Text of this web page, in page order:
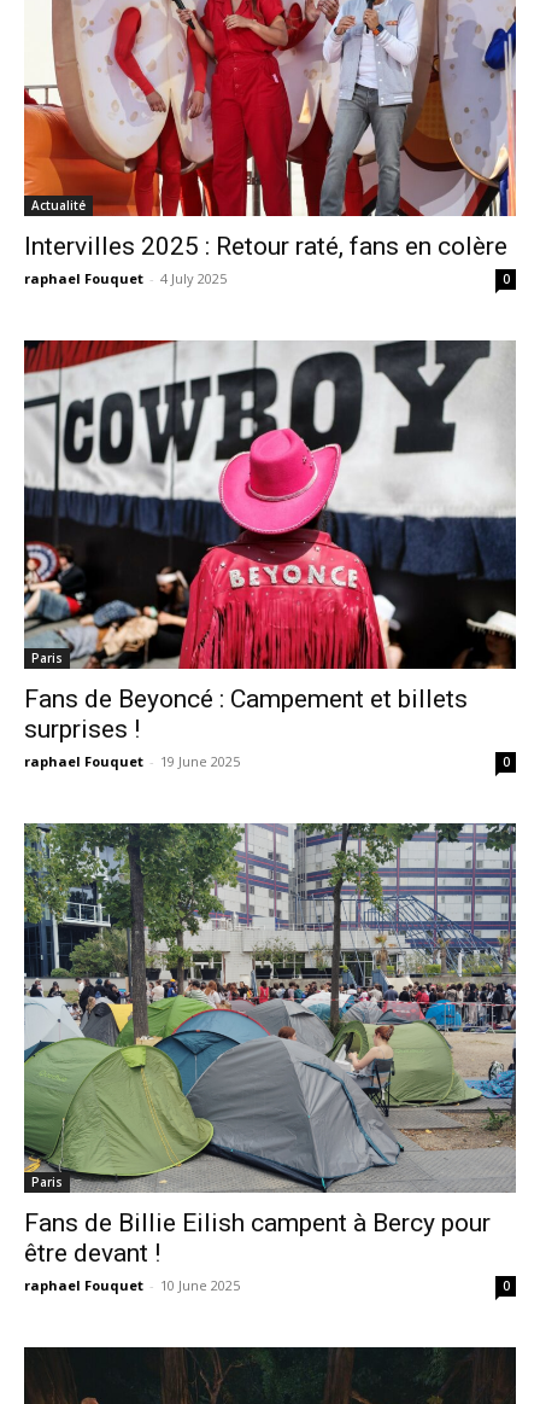
Actualité
Intervilles 2025 : Retour raté, fans en colère
raphael Fouquet - 4 July 2025 0
Paris
Fans de Beyoncé : Campement et billets
surprises !
raphael Fouquet - 19 June 2025 0
Paris
Fans de Billie Eilish campent à Bercy pour
être devant !
raphael Fouquet - 10 June 2025 0